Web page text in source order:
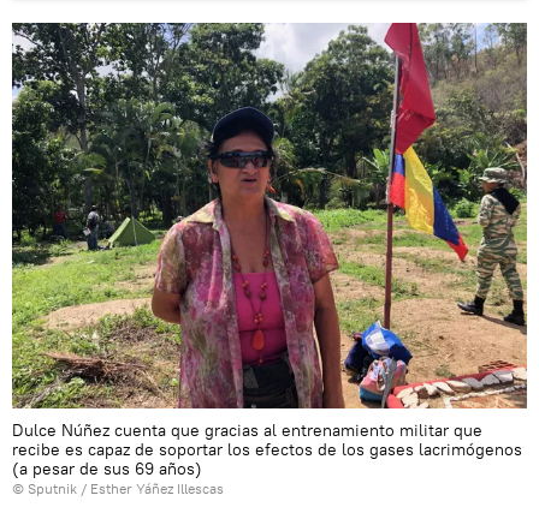
Dulce Núñez cuenta que gracias al entrenamiento militar que
recibe es capaz de soportar los efectos de los gases lacrimógenos
(a pesar de sus 69 años)
© Sputnik / Esther Yáñez Illescas